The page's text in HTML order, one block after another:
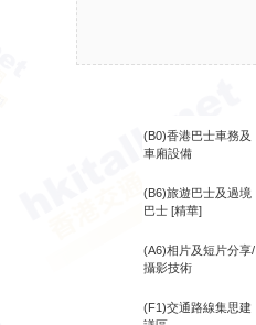
(B0)香港巴士車務及
車廂設備
(B6)旅遊巴士及過境
巴士 [精華]
(A6)相片及短片分享/
攝影技術
(F1)交通路線集思建